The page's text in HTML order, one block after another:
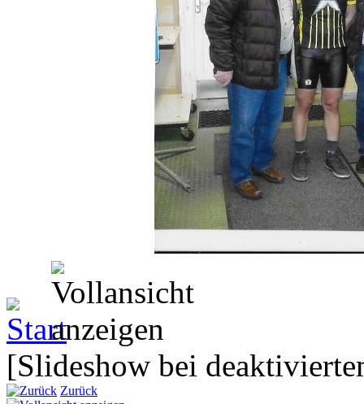
[Slideshow bei
Zurück